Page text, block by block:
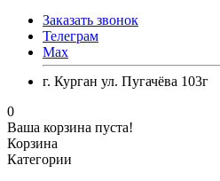
Заказать звонок
Телеграм
Max
г. Курган ул. Пугачёва 103г
0
Ваша корзина пуста!
Корзина
Категории